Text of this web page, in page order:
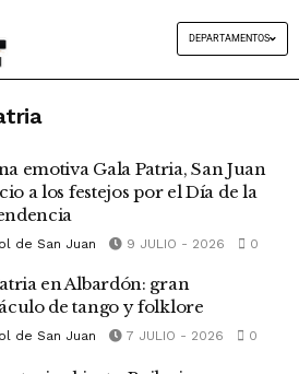
DEPARTAMENTOS
emotiva Gala Patria, San Juan
a los festejos por el Día de la
de San Juan 9 JULIO - 2026 0
en Albardón: gran
de tango y folklore
de San Juan 7 JULIO - 2026 0